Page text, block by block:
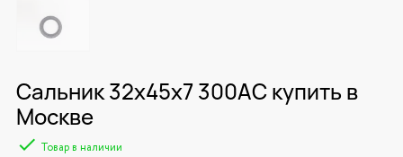
Сальник 32х45х7 300AC купить в
Москве
Товар в наличии